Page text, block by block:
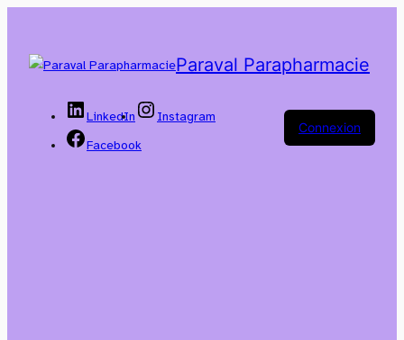
Paraval Parapharmacie
LinkedIn
Instagram
Facebook
Connexion